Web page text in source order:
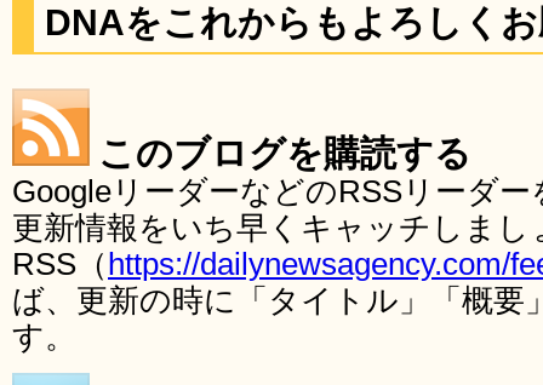
DNAをこれからもよろしく
このブログを購読する
GoogleリーダーなどのRSSリーダ
更新情報をいち早くキャッチしま
RSS（ https://dailynewsagency.com/
ば、更新の時に「タイトル」「概要
す。